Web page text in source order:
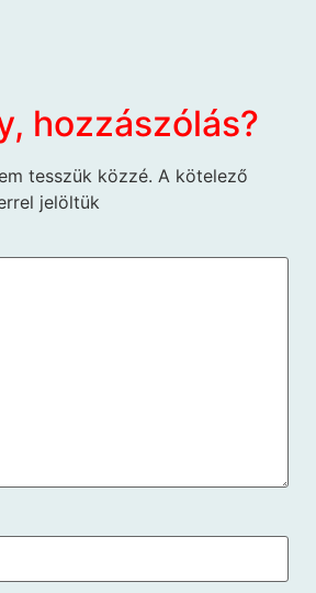
hozzászólás?
tesszük közzé. A kötelező
jelöltük